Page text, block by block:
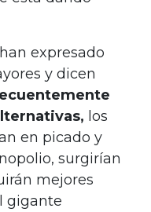
expresado
y dicen
los
en picado y
surgirían
mejores
gigante